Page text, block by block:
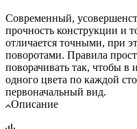
Современный,
прочность конструкции и
отличается точными, при
поворотами. Правила
поворачивать так, чтобы в
одного цвета по каждой
первоначальный вид.
Описание